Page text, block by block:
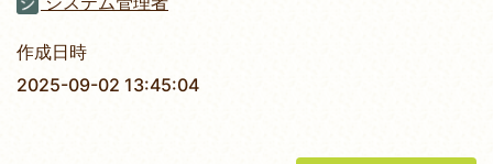
作成日時
2025-09-02 13:45:04